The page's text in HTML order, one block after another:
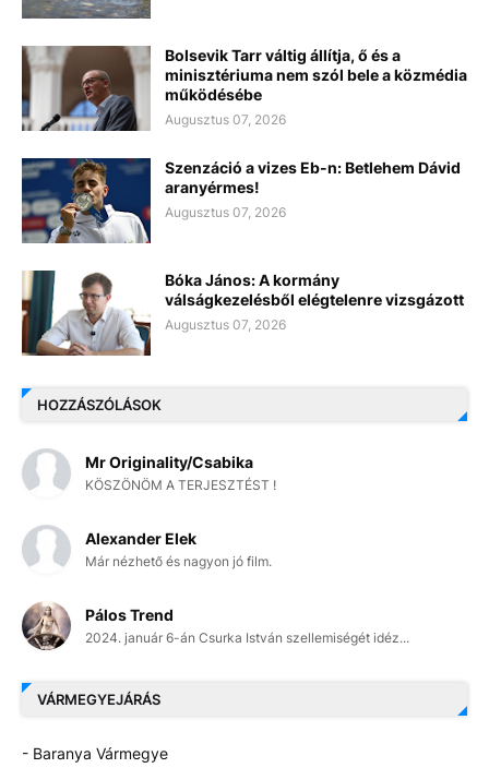
Bolsevik Tarr váltig állítja, ő és a
minisztériuma nem szól bele a közmédia
működésébe
Augusztus 07, 2026
Szenzáció a vizes Eb-n: Betlehem Dávid
aranyérmes!
Augusztus 07, 2026
Bóka János: A kormány
válságkezelésből elégtelenre vizsgázott
Augusztus 07, 2026
HOZZÁSZÓLÁSOK
Mr Originality/Csabika
KÖSZÖNÖM A TERJESZTÉST !
Alexander Elek
Már nézhető és nagyon jó film.
Pálos Trend
2024. január 6-án Csurka István szellemiségét idéz...
VÁRMEGYEJÁRÁS
- Baranya Vármegye